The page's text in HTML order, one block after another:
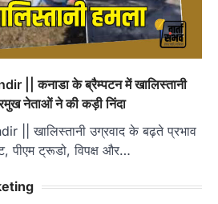
|| कनाडा के ब्रैम्पटन में खालिस्तानी
नेताओं ने की कड़ी निंदा
|| खालिस्तानी उग्रवाद के बढ़ते प्रभाव
पीएम ट्रूडो, विपक्ष और…